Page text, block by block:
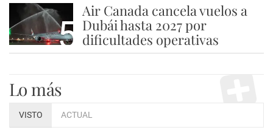
5
Air Canada cancela vuelos a
Dubái hasta 2027 por
dificultades operativas
Lo más
VISTO ACTUAL